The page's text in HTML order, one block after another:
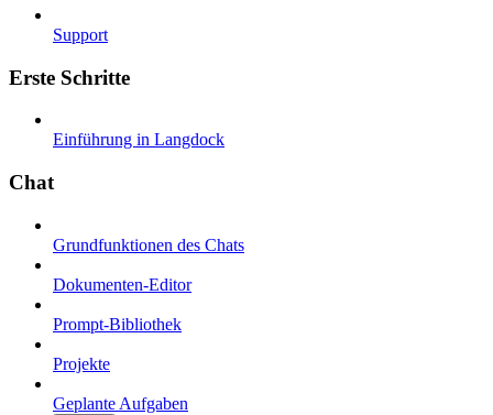
Support
Erste Schritte
Einführung in Langdock
Chat
Grundfunktionen des Chats
Dokumenten-Editor
Prompt-Bibliothek
Projekte
Geplante Aufgaben